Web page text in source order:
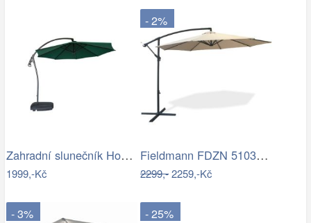
Zahradní slunečník Houseland Vortexa…
1999,-Kč
- 2%
Fieldmann FDZN 5103 boční slunečník,…
2299,-2259,-Kč
- 3% - 25%